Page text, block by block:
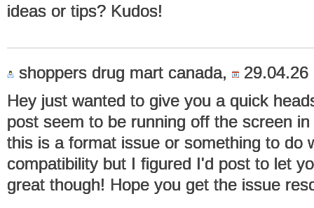
ideas or tips? Kudos!
shoppers drug mart canada,
29.04.26
Hey just wanted to give you a quick
post seem to be running off the screen
this is a format issue or something to do
compatibility but I figured I'd post to let
great though! Hope you get the issue